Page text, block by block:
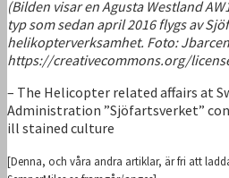
(Bilden visar en Agusta Westland
typ som sedan april 2016 flygs av
helikopterverksamhet. Foto:
https://creativecommons.org/
– The Helicopter related affairs at
Administration ”Sjöfartsverket”
ill stained culture
[Denna, och våra andra artiklar, är fri att